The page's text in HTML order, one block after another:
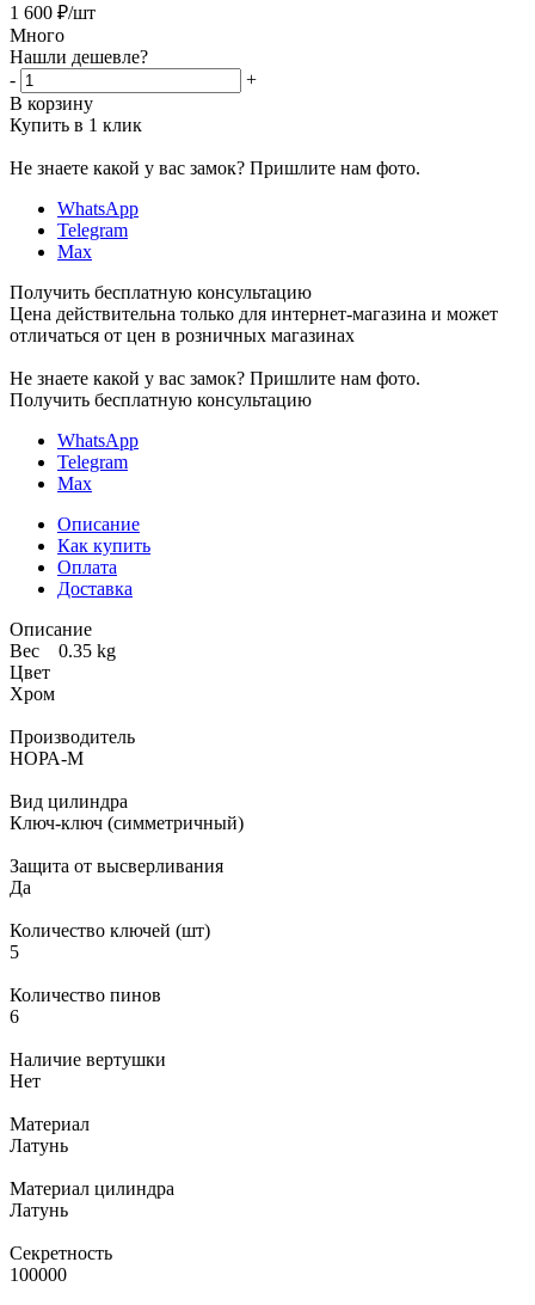
1 600 ₽/шт
Много
Нашли дешевле?
-
+
В корзину
Купить в 1 клик
Не знаете какой у вас замок? Пришлите нам фото.
WhatsApp
Telegram
Max
Получить бесплатную консультацию
Цена действительна только для интернет-магазина и может
отличаться от цен в розничных магазинах
Не знаете какой у вас замок? Пришлите нам фото.
Получить бесплатную консультацию
WhatsApp
Telegram
Max
Описание
Как купить
Оплата
Доставка
Описание
Вес 0.35 kg
Цвет
Хром
Производитель
НОРА-М
Вид цилиндра
Ключ-ключ (симметричный)
Защита от высверливания
Да
Количество ключей (шт)
5
Количество пинов
6
Наличие вертушки
Нет
Материал
Латунь
Материал цилиндра
Латунь
Секретность
100000